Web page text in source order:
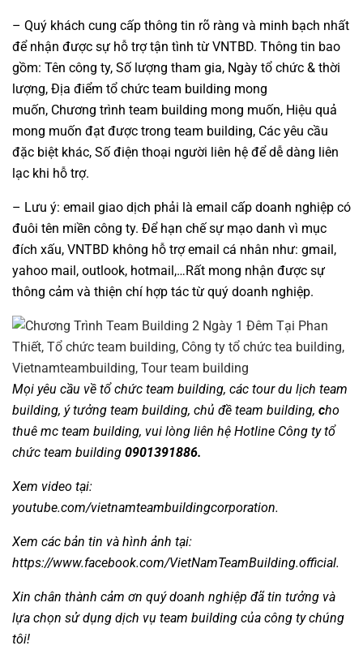
– Quý khách cung cấp thông tin rõ ràng và minh bạch nhất
để nhận được sự hỗ trợ tận tình từ VNTBD. Thông tin bao
gồm: Tên công ty, Số lượng tham gia, Ngày tổ chức & thời
lượng, Địa điểm tổ chức team building mong
muốn, Chương trình team building mong muốn, Hiệu quả
mong muốn đạt được trong team building, Các yêu cầu
đặc biệt khác, Số điện thoại người liên hệ để dễ dàng liên
lạc khi hỗ trợ.
– Lưu ý: email giao dịch phải là email cấp doanh nghiệp có
đuôi tên miền công ty. Để hạn chế sự mạo danh vì mục
đích xấu, VNTBD không hỗ trợ email cá nhân như: gmail,
yahoo mail, outlook, hotmail,…Rất mong nhận được sự
thông cảm và thiện chí hợp tác từ quý doanh nghiệp.
Mọi yêu cầu về tổ chức team building, các tourdu lịch team
building, ý tưởng team building, chủ đề team building, cho
thuê mc team building, vui lòng liên hệ Hotline Công ty tổ
chức team building 0901391886.
Xem video tại:
youtube.com/vietnamteambuildingcorporation.
Xem các bản tin và hình ảnh tại:
https://www.facebook.com/VietNamTeamBuilding.official.
Xin chân thành cảm ơn quý doanh nghiệp đã tin tưởng và
lựa chọn sử dụng dịch vụ team building của công ty chúng
tôi!